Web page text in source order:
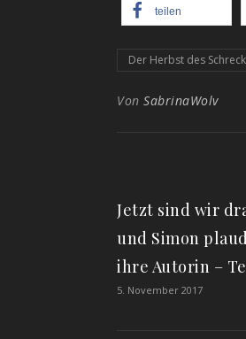
teilen
Der Herbst des
Von SabrinaWolv
Jetzt sind wir
und Simon
ihre Autorin –
5. November 2017